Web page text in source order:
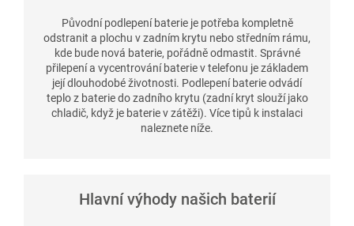
Původní podlepení baterie je potřeba kompletně
odstranit a plochu v zadním krytu nebo středním rámu,
kde bude nová baterie, pořádně odmastit. Správné
přilepení a vycentrování baterie v telefonu je základem
její dlouhodobé životnosti. Podlepení baterie odvádí
teplo z baterie do zadního krytu (zadní kryt slouží jako
chladič, když je baterie v zátěži). Více tipů k instalaci
naleznete níže.
Hlavní výhody našich baterií